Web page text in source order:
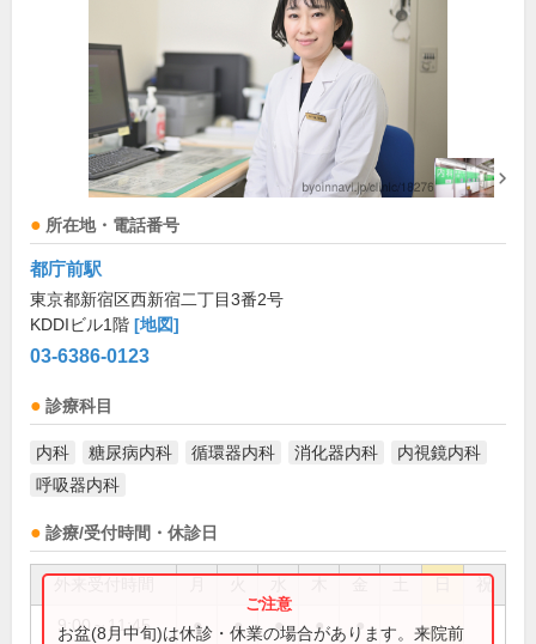
所在地・電話番号
都庁前駅
東京都新宿区西新宿二丁目3番2号
KDDIビル1階 [地図]
03-6386-0123
診療科目
内科 糖尿病内科 循環器内科 消化器内科
内視鏡内科
呼吸器内科
診療/受付時間・休診日
祝
9:00～11:45 ● ● ● ● ●
お盆(8月中旬)は休診・休業の場合があります。来院前